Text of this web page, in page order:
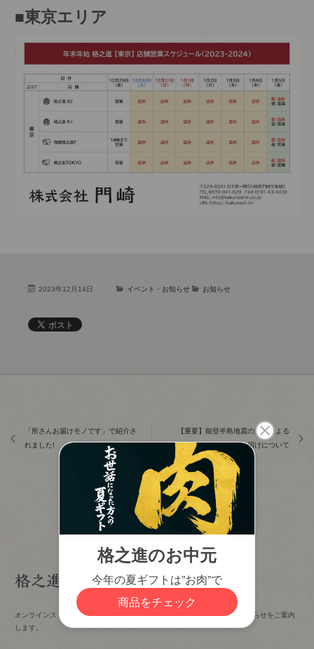
■東京エリア
2023年12月14日 イベント・お知らせ お知らせ
「所さんお届けモノです」で紹介さ
れました!
【重要】能登半島地震の影響による
お荷物のお届けについて
オンラインストアの新着情報やイベント・催事情報など、格之進からのお知らせをご案内
します。